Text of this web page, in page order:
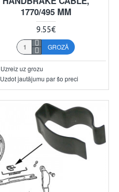
1770/495 MM
9.55€
GROZĀ
Uzreiz uz grozu
Uzdot jautājumu par šo preci